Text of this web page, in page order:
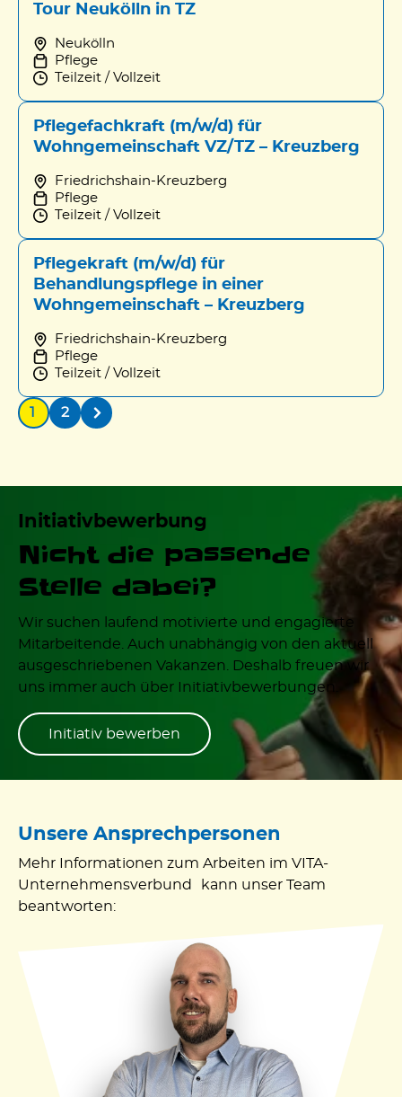
Tour Neukölln in TZ
Neukölln
Pflege
Teilzeit / Vollzeit
Pflegefachkraft (m/w/d) für
Wohngemeinschaft VZ/TZ – Kreuzberg
Friedrichshain-Kreuzberg
Pflege
Teilzeit / Vollzeit
Pflegekraft (m/w/d) für
Behandlungspflege in einer
Wohngemeinschaft – Kreuzberg
Friedrichshain-Kreuzberg
Pflege
Teilzeit / Vollzeit
1 2
Initiativbewerbung
Nicht die passende
Stelle dabei?
Wir suchen laufend motivierte und engagierte
Mitarbeitende. Auch unabhängig von den aktuell
ausgeschriebenen Vakanzen. Deshalb freuen wir
uns immer auch über Initiativbewerbungen.
Initiativ bewerben
Unsere Ansprechpersonen
Mehr Informationen zum Arbeiten im VITA-
Unternehmensverbund kann unser Team
beantworten: